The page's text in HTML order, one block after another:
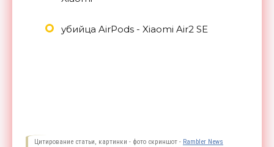
убийца AirPods - Xiaomi Air2 SE
Цитирование статьи, картинки - фото скриншот - Rambler News